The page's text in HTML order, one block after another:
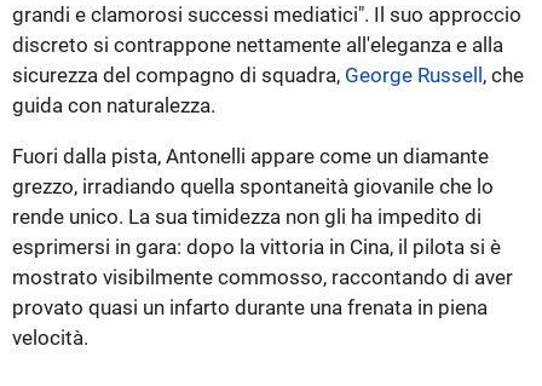
grandi e clamorosi successi mediatici". Il suo approccio
discreto si contrappone nettamente all'eleganza e alla
sicurezza del compagno di squadra, George Russell, che
guida con naturalezza.
Fuori dalla pista, Antonelli appare come un diamante
grezzo, irradiando quella spontaneità giovanile che lo
rende unico. La sua timidezza non gli ha impedito di
esprimersi in gara: dopo la vittoria in Cina, il pilota si è
mostrato visibilmente commosso, raccontando di aver
provato quasi un infarto durante una frenata in piena
velocità.